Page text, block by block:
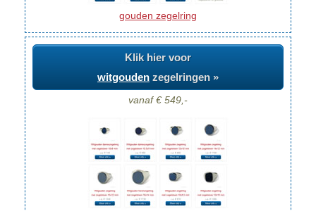
gouden zegelring
Klik hier voor
witgouden zegelringen »
vanaf € 549,-